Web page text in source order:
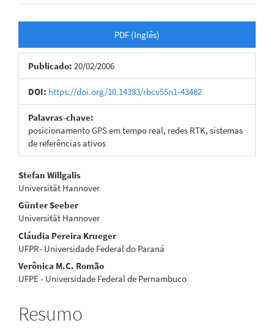
lateral
de
artigos
PDF (Inglês)
Publicado: 20/02/2006
DOI: https://doi.org/10.14393/rbcv55n1-43482
Palavras-chave:
posicionamento GPS em tempo real, redes RTK, sistemas
de referências ativos
Conteúdo
do
artigo
principal
Stefan Willgalis
Universität Hannover
Günter Seeber
Universität Hannover
Cláudia Pereira Krueger
UFPR- Universidade Federal do Paraná
Verônica M.C. Romão
UFPE - Universidade Federal de Pernambuco
Resumo